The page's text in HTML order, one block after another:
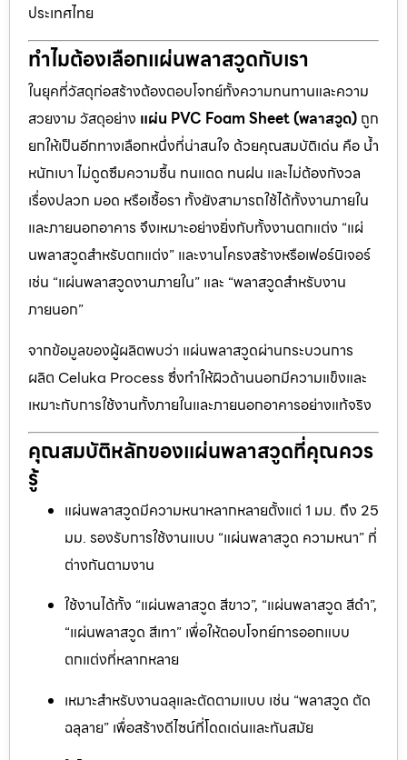
ประเทศไทย
ทำไมต้องเลือกแผ่นพลาสวูดกับเรา
ในยุคที่วัสดุก่อสร้างต้องตอบโจทย์ทั้งความทนทานและความ
สวยงาม วัสดุอย่าง แผ่น PVC Foam Sheet (พลาสวูด) ถูก
ยกให้เป็นอีกทางเลือกหนึ่งที่น่าสนใจ ด้วยคุณสมบัติเด่น คือ น้ำ
หนักเบา ไม่ดูดซึมความชื้น ทนแดด ทนฝน และไม่ต้องกังวล
เรื่องปลวก มอด หรือเชื้อรา ทั้งยังสามารถใช้ได้ทั้งงานภายใน
และภายนอกอาคาร จึงเหมาะอย่างยิ่งกับทั้งงานตกแต่ง “แผ่
นพลาสวูดสำหรับตกแต่ง” และงานโครงสร้างหรือเฟอร์นิเจอร์
เช่น “แผ่นพลาสวูดงานภายใน” และ “พลาสวูดสำหรับงาน
ภายนอก”
จากข้อมูลของผู้ผลิตพบว่า แผ่นพลาสวูดผ่านกระบวนการ
ผลิต Celuka Process ซึ่งทำให้ผิวด้านนอกมีความแข็งและ
เหมาะกับการใช้งานทั้งภายในและภายนอกอาคารอย่างแท้จริง
คุณสมบัติหลักของแผ่นพลาสวูดที่คุณควร
รู้
แผ่นพลาสวูดมีความหนาหลากหลายตั้งแต่ 1 มม. ถึง 25
มม. รองรับการใช้งานแบบ “แผ่นพลาสวูด ความหนา” ที่
ต่างกันตามงาน
ใช้งานได้ทั้ง “แผ่นพลาสวูด สีขาว”, “แผ่นพลาสวูด สีดำ”,
“แผ่นพลาสวูด สีเทา” เพื่อให้ตอบโจทย์การออกแบบ
ตกแต่งที่หลากหลาย
เหมาะสำหรับงานฉลุและตัดตามแบบ เช่น “พลาสวูด ตัด
ฉลุลาย” เพื่อสร้างดีไซน์ที่โดดเด่นและทันสมัย